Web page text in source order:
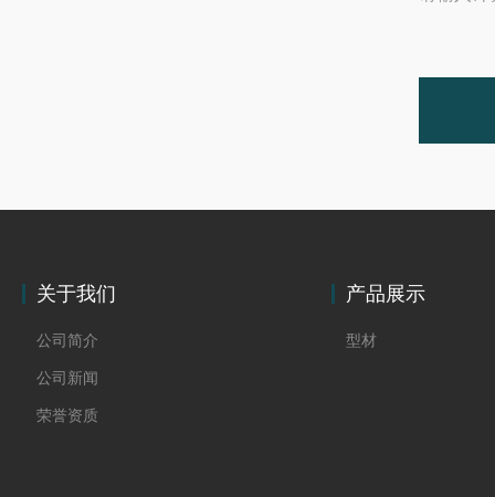
关于我们
公司简介
公司新闻
荣誉资质
产品展示
型材